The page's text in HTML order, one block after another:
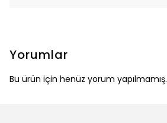
Yorumlar
Bu ürün için henüz yorum yapılmamış.